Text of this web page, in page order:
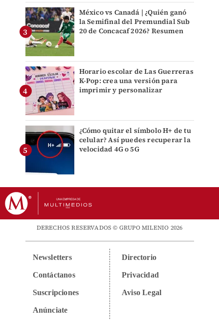
México vs Canadá | ¿Quién ganó
la Semifinal del Premundial Sub
20 de Concacaf 2026? Resumen
Horario escolar de Las Guerreras
K-Pop: crea una versión para
imprimir y personalizar
¿Cómo quitar el símbolo H+ de tu
celular? Así puedes recuperar la
velocidad 4G o 5G
DERECHOS RESERVADOS © GRUPO MILENIO 2026
Newsletters
Contáctanos
Suscripciones
Anúnciate
Directorio
Privacidad
Aviso Legal